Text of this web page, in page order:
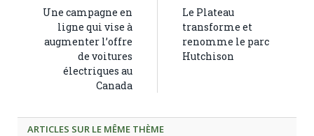
Une campagne en
ligne qui vise à
augmenter l’offre
de voitures
électriques au
Canada
Le Plateau
transforme et
renomme le parc
Hutchison
ARTICLES SUR LE MÊME THÈME